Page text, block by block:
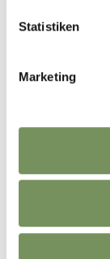
Statistiken
Marketing